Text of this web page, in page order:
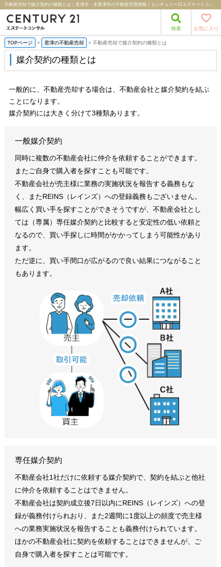
不動産売却で媒介契約の種類とは｜君津市・木更津市の不動産売買情報｜センチュリー21エステートコンサル
検索 お気に入り
TOPページ > 君津の不動産売却 > 不動産売却で媒介契約の種類とは